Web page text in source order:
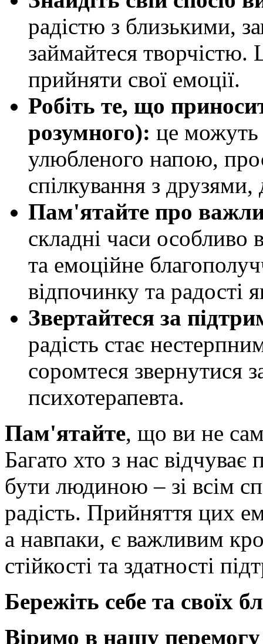
радістю з близькими,
займайтеся
прийняти свої емоції.
Робіть те, що
розумного): це можуть
улюбленого напою,
спілкування з
Пам'ятайте про
складні часи особливо
та емоційне
відпочинку та радості
Звертайтеся за
радість стає
соромтеся звернутися
психотерапевта.
Пам'ятайте, що ви не
Багато хто з нас відчуває
бути людиною – зі всім
радість. Прийняття цих
а навпаки, є важливим
стійкості та здатності
Бережіть себе та своїх
Віримо в нашу перемогу